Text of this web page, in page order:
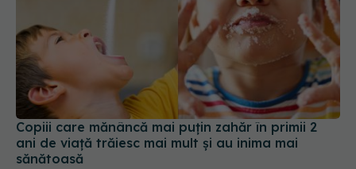
Copiii care mănâncă mai puțin zahăr în primii 2
ani de viață trăiesc mai mult și au inima mai
sănătoasă